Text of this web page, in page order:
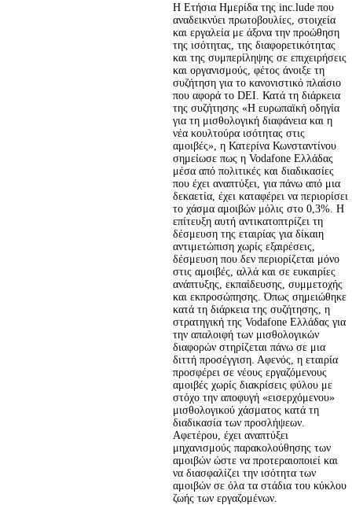
Η Ετήσια Ημερίδα της inc.lude που
αναδεικνύει πρωτοβουλίες, στοιχεία
και εργαλεία με άξονα την προώθηση
της ισότητας, της διαφορετικότητας
και της συμπερίληψης σε επιχειρήσεις
και οργανισμούς, φέτος άνοιξε τη
συζήτηση για το κανονιστικό πλαίσιο
που αφορά το DEI. Κατά τη διάρκεια
της συζήτησης «Η ευρωπαϊκή οδηγία
για τη μισθολογική διαφάνεια και η
νέα κουλτούρα ισότητας στις
αμοιβές», η Κατερίνα Κωνσταντίνου
σημείωσε πως η Vodafone Ελλάδας
μέσα από πολιτικές και διαδικασίες
που έχει αναπτύξει, για πάνω από μια
δεκαετία, έχει καταφέρει να περιορίσει
το χάσμα αμοιβών μόλις στο 0,3%. Η
επίτευξη αυτή αντικατοπτρίζει τη
δέσμευση της εταιρίας για δίκαιη
αντιμετώπιση χωρίς εξαιρέσεις,
δέσμευση που δεν περιορίζεται μόνο
στις αμοιβές, αλλά και σε ευκαιρίες
ανάπτυξης, εκπαίδευσης, συμμετοχής
και εκπροσώπησης. Όπως σημειώθηκε
κατά τη διάρκεια της συζήτησης, η
στρατηγική της Vodafone Ελλάδας για
την απαλοιφή των μισθολογικών
διαφορών στηρίζεται πάνω σε μια
διττή προσέγγιση. Αφενός, η εταιρία
προσφέρει σε νέους εργαζόμενους
αμοιβές χωρίς διακρίσεις φύλου με
στόχο την αποφυγή «εισερχόμενου»
μισθολογικού χάσματος κατά τη
διαδικασία των προσλήψεων.
Αφετέρου, έχει αναπτύξει
μηχανισμούς παρακολούθησης των
αμοιβών ώστε να προτεραιοποιεί και
να διασφαλίζει την ισότητα των
αμοιβών σε όλα τα στάδια του κύκλου
ζωής των εργαζομένων.